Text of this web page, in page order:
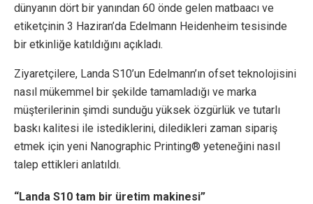
dünyanın dört bir yanından 60 önde gelen matbaacı ve
etiketçinin 3 Haziran’da Edelmann Heidenheim tesisinde
bir etkinliğe katıldığını açıkladı.
Ziyaretçilere, Landa S10’un Edelmann’ın ofset teknolojisini
nasıl mükemmel bir şekilde tamamladığı ve marka
müşterilerinin şimdi sunduğu yüksek özgürlük ve tutarlı
baskı kalitesi ile istediklerini, diledikleri zaman sipariş
etmek için yeni Nanographic Printing® yeteneğini nasıl
talep ettikleri anlatıldı.
“Landa S10 tam bir üretim makinesi”